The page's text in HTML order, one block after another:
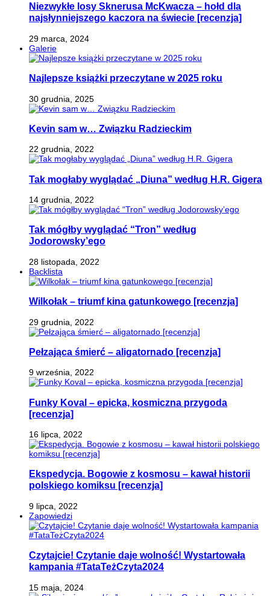
Niezwykłe losy Sknerusa McKwacza – hołd dla
najsłynniejszego kaczora na świecie [recenzja]
29 marca, 2024
Galerie
Najlepsze książki przeczytane w 2025 roku
30 grudnia, 2025
Kevin sam w… Związku Radzieckim
22 grudnia, 2022
Tak mogłaby wyglądać „Diuna” według H.R. Gigera
14 grudnia, 2022
Tak mógłby wyglądać “Tron” według
Jodorowsky’ego
28 listopada, 2022
Backlista
Wilkołak – triumf kina gatunkowego [recenzja]
29 grudnia, 2022
Pełzająca śmierć – aligatornado [recenzja]
9 września, 2022
Funky Koval – epicka, kosmiczna przygoda
[recenzja]
16 lipca, 2022
Ekspedycja. Bogowie z kosmosu – kawał historii
polskiego komiksu [recenzja]
9 lipca, 2022
Zapowiedzi
Czytajcie! Czytanie daje wolność! Wystartowała
kampania #TataTeżCzyta2024
15 maja, 2024